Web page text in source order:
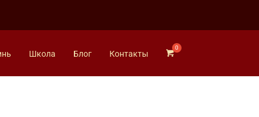
Школа Блог Контакты